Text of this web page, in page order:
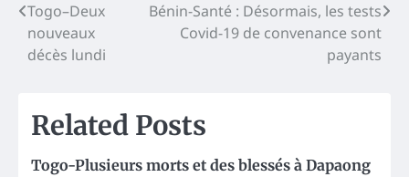
Post
navigation
Togo–Deux
nouveaux
décès lundi
Bénin-Santé : Désormais, les tests
Covid-19 de convenance sont
payants
Related Posts
Togo-Plusieurs morts et des blessés à Dapaong